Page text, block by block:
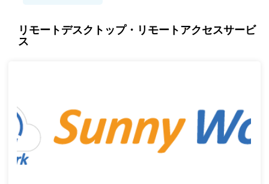
リモートデスクトップ・リモートアクセスサービ
ス